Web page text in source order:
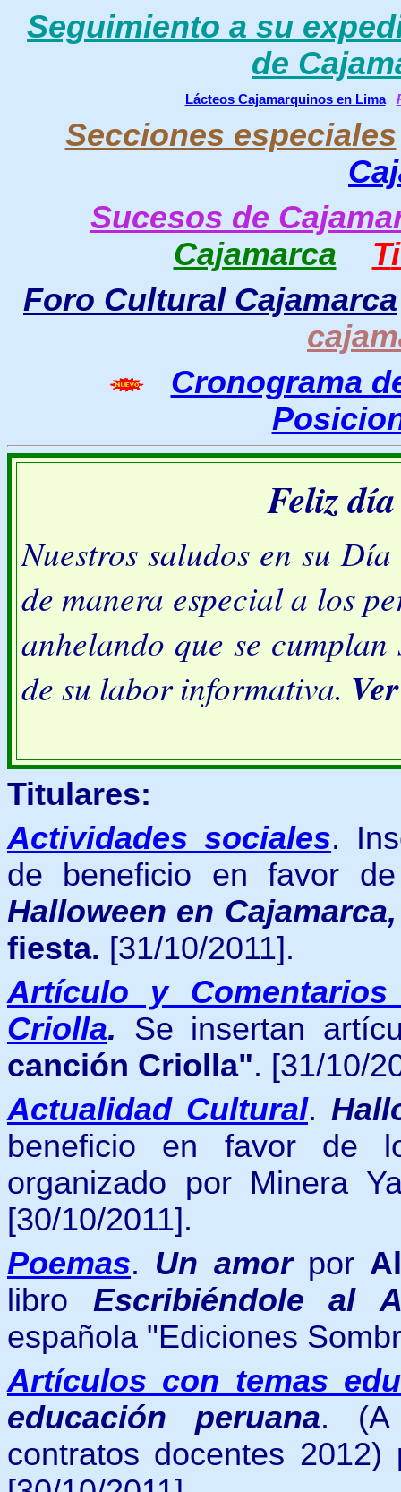
Seguimiento a su
de
Lácteos Cajamarquinos en Lima
Secciones especiales
Sucesos de
Cajamarca
T
Foro Cultural Cajamarca
Cronograma
Feliz
Nuestros saludos en su
de manera especial a los
anhelando que se cumplan
de su labor informativa.
Titulares:
Actividades sociales.
de beneficio en favor
Halloween en
fiesta. [31/10/2011].
Artículo y
Criolla. Se insertan
canción Criolla". [31/10/
Actualidad Cultural.
beneficio en favor de
organizado por Minera
[30/10/2011].
Poemas. Un amor por
libro Escribiéndole al
española "Ediciones
Artículos con temas
educación peruana. (A
contratos docentes